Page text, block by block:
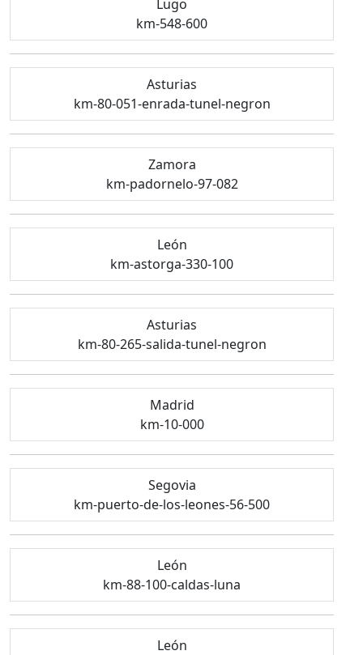
Lugo
km-548-600
Asturias
km-80-051-enrada-tunel-negron
Zamora
km-padornelo-97-082
León
km-astorga-330-100
Asturias
km-80-265-salida-tunel-negron
Madrid
km-10-000
Segovia
km-puerto-de-los-leones-56-500
León
km-88-100-caldas-luna
León